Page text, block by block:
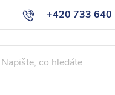
+420 733 640
info@eshop-
Reklamace Obchodní